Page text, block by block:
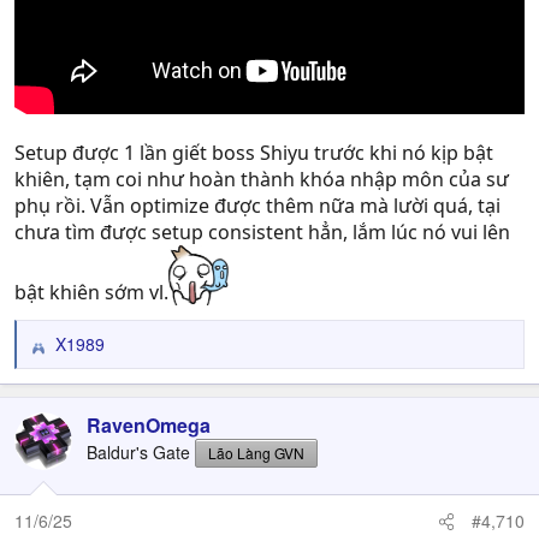
Setup được 1 lần giết boss Shiyu trước khi nó kịp bật
khiên, tạm coi như hoàn thành khóa nhập môn của sư
phụ rồi. Vẫn optimize được thêm nữa mà lười quá, tại
chưa tìm được setup consistent hẳn, lắm lúc nó vui lên
bật khiên sớm vl.
R
e
c
t
i
o
n
X1989
RavenOmega
Baldur's Gate Lão Làng GVN
11/6/25 #4,710